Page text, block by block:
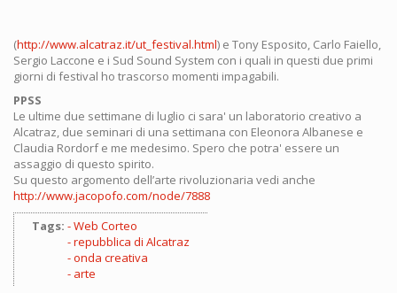
(http://www.alcatraz.it/ut_festival.html) e Tony Esposito, Carlo Faiello,
Sergio Laccone e i Sud Sound System con i quali in questi due primi
giorni di festival ho trascorso momenti impagabili.
PPSS
Le ultime due settimane di luglio ci sara' un laboratorio creativo a
Alcatraz, due seminari di una settimana con Eleonora Albanese e
Claudia Rordorf e me medesimo. Spero che potra' essere un
assaggio di questo spirito.
Su questo argomento dell’arte rivoluzionaria vedi anche
http://www.jacopofo.com/node/7888
Tags:
Web Corteo
repubblica di Alcatraz
onda creativa
arte